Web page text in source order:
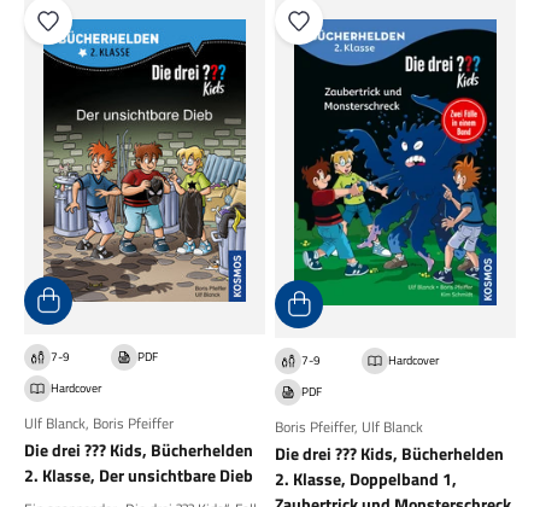
7-9
PDF
Hardcover
Ulf Blanck, Boris Pfeiffer
Die drei ??? Kids, Bücherhelden
2. Klasse, Der unsichtbare Dieb
7-9
Hardcover
PDF
Boris Pfeiffer, Ulf Blanck
Die drei ??? Kids, Bücherhelden
2. Klasse, Doppelband 1,